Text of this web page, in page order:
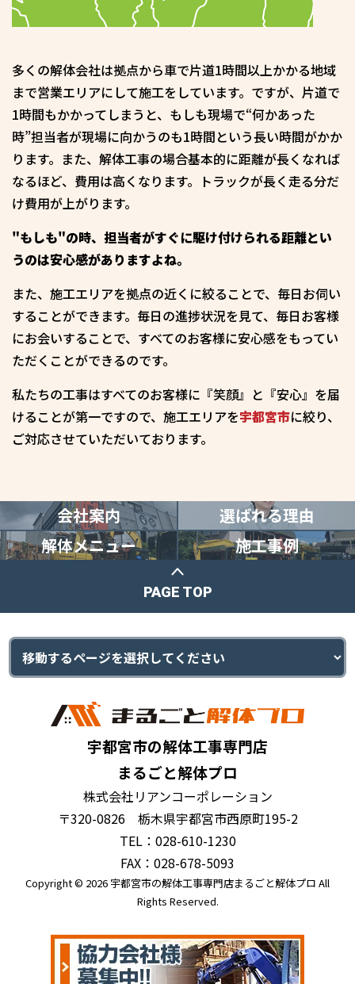
多くの解体会社は拠点から車で片道1時間以上かかる地域
まで営業エリアにして施工をしています。ですが、片道で
1時間もかかってしまうと、もしも現場で“何かあった
時”担当者が現場に向かうのも1時間という長い時間がかか
ります。また、解体工事の場合基本的に距離が長くなれば
なるほど、費用は高くなります。トラックが長く走る分だ
け費用が上がります。
"もしも"の時、担当者がすぐに駆け付けられる距離とい
うのは安心感がありますよね。
また、施工エリアを拠点の近くに絞ることで、毎日お伺い
することができます。毎日の進捗状況を見て、毎日お客様
にお会いすることで、すべてのお客様に安心感をもってい
ただくことができるのです。
私たちの工事はすべてのお客様に『笑顔』と『安心』を届
けることが第一ですので、施工エリアを宇都宮市に絞り、
ご対応させていただいております。
会社案内
選ばれる理由
解体メニュー
施工事例
PAGE TOP
宇都宮市の解体工事専門店
まるごと解体プロ
株式会社リアンコーポレーション
〒320-0826 栃木県宇都宮市西原町195-2
TEL：028-610-1230
FAX：028-678-5093
Copyright © 2026 宇都宮市の解体工事専門店まるごと解体プロ All
Rights Reserved.